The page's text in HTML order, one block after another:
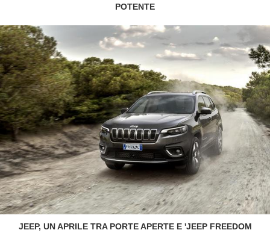
POTENTE
JEEP, UN APRILE TRA PORTE APERTE E 'JEEP FREEDOM